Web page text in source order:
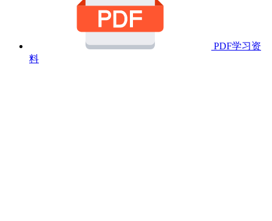
PDF学习资
料